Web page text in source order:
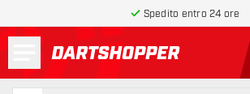
Spedito entro 24 ore
torna alla home page